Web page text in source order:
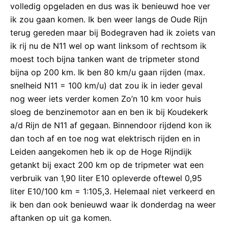
volledig opgeladen en dus was ik benieuwd hoe ver
ik zou gaan komen. Ik ben weer langs de Oude Rijn
terug gereden maar bij Bodegraven had ik zoiets van
ik rij nu de N11 wel op want linksom of rechtsom ik
moest toch bijna tanken want de tripmeter stond
bijna op 200 km. Ik ben 80 km/u gaan rijden (max.
snelheid N11 = 100 km/u) dat zou ik in ieder geval
nog weer iets verder komen Zo’n 10 km voor huis
sloeg de benzinemotor aan en ben ik bij Koudekerk
a/d Rijn de N11 af gegaan. Binnendoor rijdend kon ik
dan toch af en toe nog wat elektrisch rijden en in
Leiden aangekomen heb ik op de Hoge Rijndijk
getankt bij exact 200 km op de tripmeter wat een
verbruik van 1,90 liter E10 opleverde oftewel 0,95
liter E10/100 km = 1:105,3. Helemaal niet verkeerd en
ik ben dan ook benieuwd waar ik donderdag na weer
aftanken op uit ga komen.